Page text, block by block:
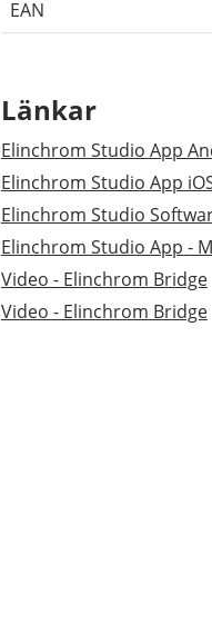
EAN
Länkar
Elinchrom Studio App
Elinchrom Studio App
Elinchrom Studio
Elinchrom Studio App -
Video - Elinchrom Bridge
Video - Elinchrom Bridge